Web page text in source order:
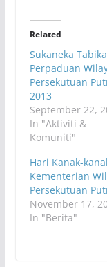
Related
Sukaneka Tabika
Perpaduan
Persekutuan
2013
September 22,
In "Aktiviti &
Komuniti"
Hari Kanak-
Kementerian
Persekutuan
November 17,
In "Berita"